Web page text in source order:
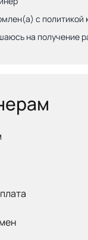
с политикой
на получение